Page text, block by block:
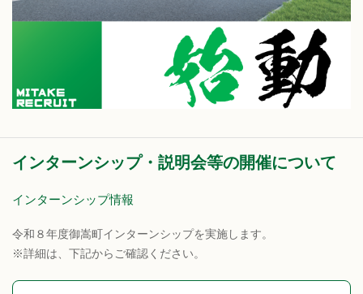
インターンシップ・説明会等の開催について
インターンシップ情報
令和８年度御嵩町インターンシップを実施します。
※詳細は、下記からご確認ください。